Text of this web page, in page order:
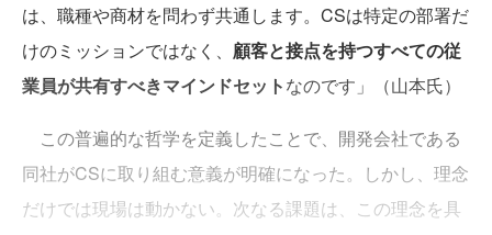
は、職種や商材を問わず共通します。CSは特定の部署だ
けのミッションではなく、 顧客と接点を持つすべての従
業員が共有すべきマインドセットなのです」（山本氏）
この普遍的な哲学を定義したことで、開発会社である
同社がCSに取り組む意義が明確になった。しかし、理念
だけでは現場は動かない。次なる課題は、この理念を具